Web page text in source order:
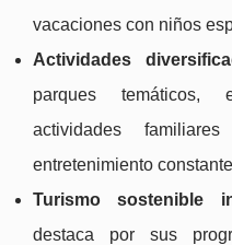
vacaciones con niños
Actividades
parques temáticos,
actividades
entretenimiento
Turismo sostenible
destaca por sus